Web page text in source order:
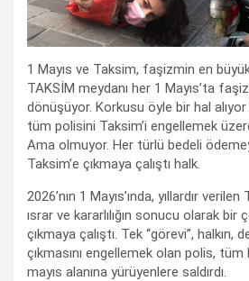
1 Mayıs ve Taksim, faşizmin en
TAKSİM meydanı her 1 Mayıs’ta
dönüşüyor. Korkusu öyle bir hal
tüm polisini Taksim’i engellemek
Ama olmuyor. Her türlü bedeli
Taksim’e çıkmaya çalıştı halk.
2026’nın 1 Mayıs’ında, yıllardır
ısrar ve kararlılığın sonucu olarak bir
çıkmaya çalıştı. Tek “görevi”, halkın,
çıkmasını engellemek olan polis, tüm
mayıs alanına yürüyenlere saldırdı.